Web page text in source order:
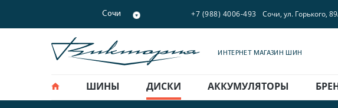
Сочи +7 (988) 4006-493 Сочи, ул. Горького,
ИНТЕРНЕТ МАГАЗИН ШИН
ШИНЫ ДИСКИ АККУМУЛЯТОРЫ